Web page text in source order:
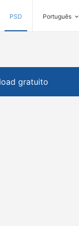
PSD Português
gratuito